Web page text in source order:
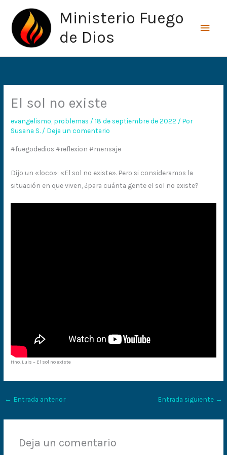
contenido
Ministerio Fuego
de Dios
El sol no existe
evangelismo problemas /18 de septiembre de 2022 / Por
Susana S. / Deja un comentario
#fuegodedios #reflexion #mensaje
Dijo un «loco»: «El sol no existe». Pero si consideramos la
situación en que viven, ¿para cuánta gente el sol no existe?
Hno. Luis – El sol no existe
← Entrada anterior Entrada siguiente →
Deja un comentario